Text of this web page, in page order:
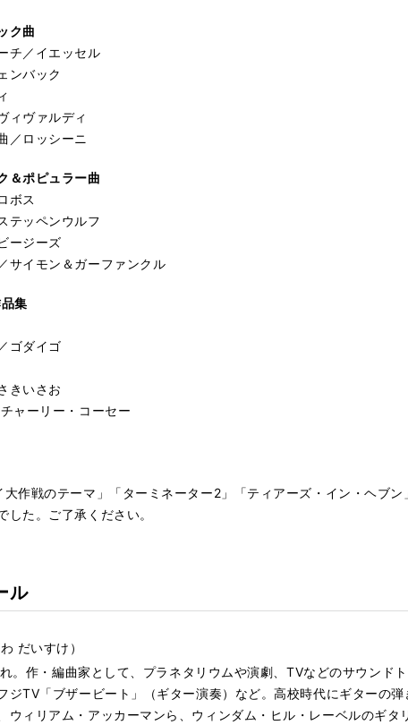
ク曲
チ／イエッセル
ンバック
ィヴァルディ
／ロッシーニ
＆ポピュラー曲
ボス
テッペンウルフ
ージーズ
サイモン＆ガーファンクル
集
ゴダイゴ
きいさお
ャーリー・コーセー
作戦のテーマ」「ターミネーター2」「ティアーズ・イン・ヘブ
した。ご了承ください。
ル
だいすけ）
。作・編曲家として、プラネタリウムや演劇、TVなどのサウンド
ジTV「ブザービート」（ギター演奏）など。高校時代にギターの
ウィリアム・アッカーマンら、ウィンダム・ヒル・レーベルのギ